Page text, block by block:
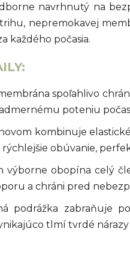
navrhnutý na
nepremokavej
každého počasia.
spoľahlivo
poteniu
kombinuje
obúvanie,
výborne obopína celý
a chráni pred
podrážka zabraňuje
tlmí tvrdé